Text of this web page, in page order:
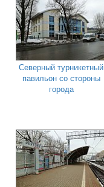
Северный турникетный
павильон со стороны
города